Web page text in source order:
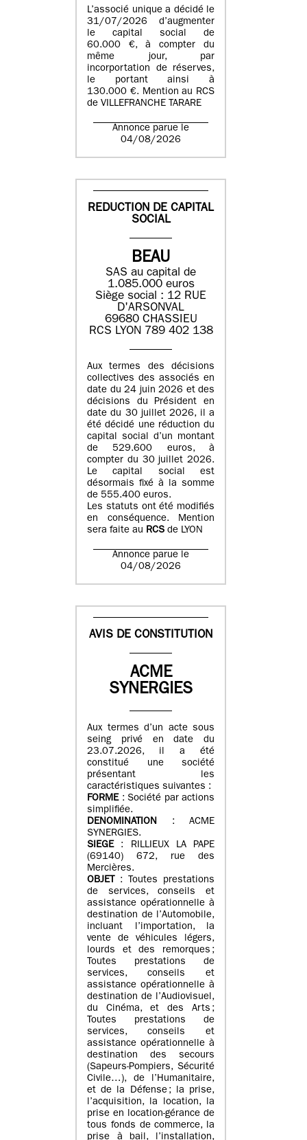
L’associé unique a décidé le
31/07/2026 d’augmenter
le capital social de
60.000 €, à compter du
même jour, par
incorportation de réserves,
le portant ainsi à
130.000 €. Mention au RCS
de VILLEFRANCHE TARARE
Annonce parue le
04/08/2026
REDUCTION DE CAPITAL
SOCIAL
BEAU
SAS au capital de
1.085.000 euros
Siège social : 12 RUE
D'ARSONVAL
69680 CHASSIEU
RCS LYON 789 402 138
Aux termes des décisions
collectives des associés en
date du 24 juin 2026 et des
décisions du Président en
date du 30 juillet 2026, il a
été décidé une réduction du
capital social d’un montant
de 529.600 euros, à
compter du 30 juillet 2026.
Le capital social est
désormais fixé à la somme
de 555.400 euros.
Les statuts ont été modifiés
en conséquence. Mention
sera faite au RCS de LYON
Annonce parue le
04/08/2026
AVIS DE CONSTITUTION
ACME
SYNERGIES
Aux termes d’un acte sous
seing privé en date du
23.07.2026, il a été
constitué une société
présentant les
caractéristiques suivantes :
FORME: Société par actions
simplifiée.
DENOMINATION : ACME
SYNERGIES.
SIEGE: RILLIEUX LA PAPE
(69140) 672, rue des
Mercières.
OBJET
: Toutes prestations
de services, conseils et
assistance opérationnelle à
destination de l’Automobile,
incluant l’importation, la
vente de véhicules légers,
lourds et des remorques ;
Toutes prestations de
services, conseils et
assistance opérationnelle à
destination de l’Audiovisuel,
du Cinéma, et des Arts ;
Toutes prestations de
services, conseils et
assistance opérationnelle à
destination des secours
(Sapeurs-Pompiers, Sécurité
Civile…), de l’Humanitaire,
et de la Défense ; la prise,
l’acquisition, la location, la
prise en location-gérance de
tous fonds de commerce, la
prise à bail, l’installation,